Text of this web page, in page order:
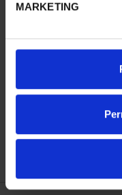
MARKETING
CAPITALES
73,00 €